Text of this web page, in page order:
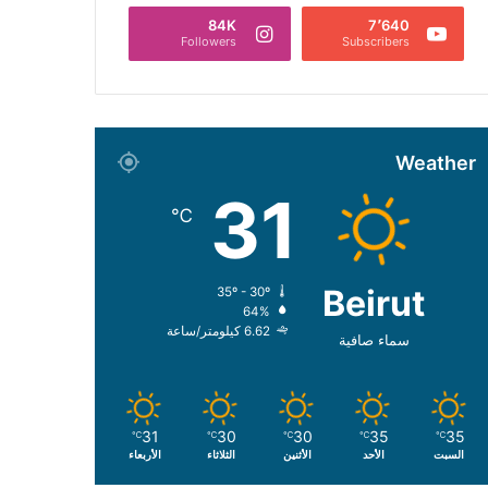
7٬640
Subscribers
84K
Followers
Weather
Beirut
سماء صافية
31
℃
64%
6.62 كيلومتر/ساعة
35
℃
السبت
35
℃
الأحد
30
℃
الأثنين
30
℃
الثلاثاء
31
℃
الأربعاء